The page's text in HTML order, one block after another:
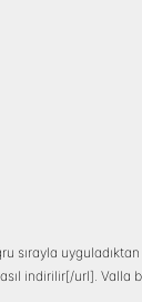
sırayla
indirilir[/url].